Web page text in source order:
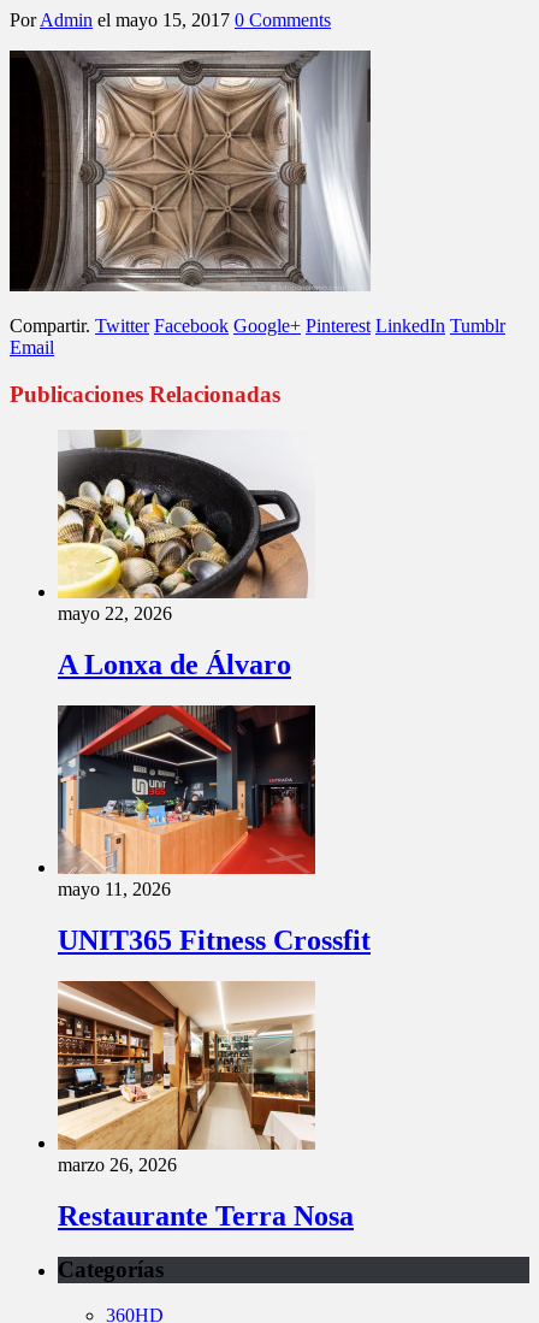
PorAdmin el mayo 15, 2017 0 Comments
Compartir. Twitter Facebook Google+ Pinterest LinkedIn Tumblr
Email
Publicaciones Relacionadas
mayo 22, 2026
A Lonxa de Álvaro
mayo 11, 2026
UNIT365 Fitness Crossfit
marzo 26, 2026
Restaurante Terra Nosa
Categorías
360HD